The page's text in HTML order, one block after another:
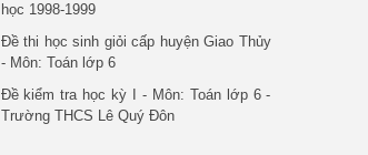
học 1998-1999
Đề thi học sinh giỏi cấp huyện Giao Thủy
- Môn: Toán lớp 6
Đề kiểm tra học kỳ I - Môn: Toán lớp 6 -
Trường THCS Lê Quý Đôn